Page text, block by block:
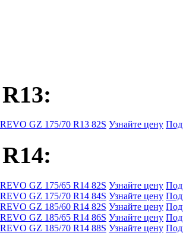
GZ 175/70 R13 82S Узнайте цену
GZ 175/65 R14 82S Узнайте цену
GZ 175/70 R14 84S Узнайте цену
GZ 185/60 R14 82S Узнайте цену
GZ 185/65 R14 86S Узнайте цену
GZ 185/70 R14 88S Узнайте цену